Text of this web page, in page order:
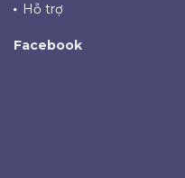
Hỗ trợ
Facebook